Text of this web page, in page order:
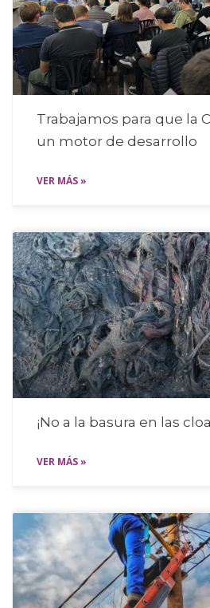
Trabajamos para que la
un motor de desarrollo
VER MÁS »
¡No a la basura en las
VER MÁS »